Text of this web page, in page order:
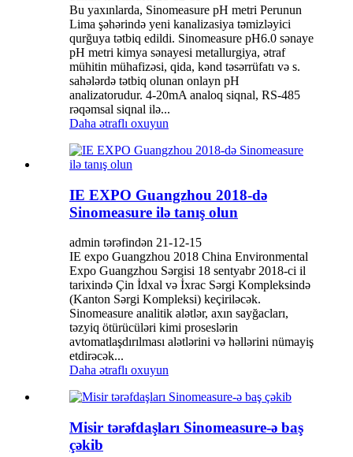
Bu yaxınlarda, Sinomeasure pH metri Perunun
Lima şəhərində yeni kanalizasiya təmizləyici
qurğuya tətbiq edildi. Sinomeasure pH6.0 sənaye
pH metri kimya sənayesi metallurgiya, ətraf
mühitin mühafizəsi, qida, kənd təsərrüfatı və s.
sahələrdə tətbiq olunan onlayn pH
analizatorudur. 4-20mA analoq siqnal, RS-485
rəqəmsal siqnal ilə...
Daha ətraflı oxuyun
IE EXPO Guangzhou 2018-də
Sinomeasure ilə tanış olun
admin tərəfindən 21-12-15
IE expo Guangzhou 2018 China Environmental
Expo Guangzhou Sərgisi 18 sentyabr 2018-ci il
tarixində Çin İdxal və İxrac Sərgi Kompleksində
(Kanton Sərgi Kompleksi) keçiriləcək.
Sinomeasure analitik alətlər, axın sayğacları,
təzyiq ötürücüləri kimi proseslərin
avtomatlaşdırılması alətlərini və həllərini nümayiş
etdirəcək...
Daha ətraflı oxuyun
Misir tərəfdaşları Sinomeasure-ə baş
çəkib